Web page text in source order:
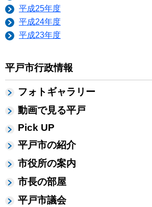
平戸市行政情報
フォトギャラリー
動画で見る平戸
Pick UP
平戸市の紹介
市役所の案内
市長の部屋
平戸市議会
平成25年度
平成24年度
平成23年度